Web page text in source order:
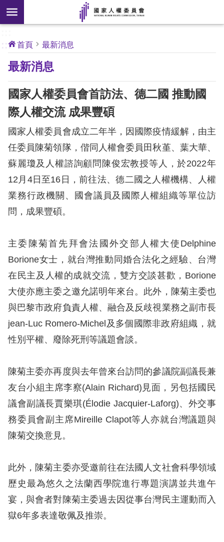
前往主要內容區塊
搜
尋
開
新
]
核
心
人
權
公
約
關
於
本
會
新
消
人
業
務
核
心
人
公
約
陳
情
申
人
資
料
:::
首頁 最新消息
最新消息
國家人權委員會首訪法、德二國 推動國
際人權交流 成果豐碩
國家人權委員會成立二年半，因國際疫情緩解，由主
任委員陳菊領隊，偕同人權會委員田秋堇、葉大華、
蘇麗瓊及人權諮詢顧問陳俊宏教授等人，於2022年
12月4日至16日，前往法、德二國之人權機構、人權
業務行政機關、國會議員及國際人權組織等單位訪
問，成果豐碩。
主委陳菊首先拜會法國外交部人權大使Delphine
Borione女士，就台灣推動同婚合法化之經驗、台灣
在民主及人權的成就交流，雙方交談甚歡，Borione
大使亦應主委之邀允諾明年來台。此外，陳菊主委也
與巴黎市政府負責人權、融合及反歧視業務之副市長
jean-Luc Romero-Michel及多個國際非政府組織，就
性別平權、廢除死刑等議題會談。
陳菊主委亦再度與去年曾來台訪問的參議院副議長兼
友台小組主席李察(Alain Richard)見面，另包括國民
議會副議長賈樂琪(Élodie Jacquier-Laforg)、外交事
務委員會副主席Mireille Clapot等人亦就台灣議題與
陳菊交換意見。
此外，陳菊主委亦受邀前往在法國人文社會科學領域
歷史最為悠久之法蘭西學院進行專題演講並共進午
宴，與會者對陳菊主委過去因從事台灣民主運動而入
獄6年多表達敬佩及推崇。